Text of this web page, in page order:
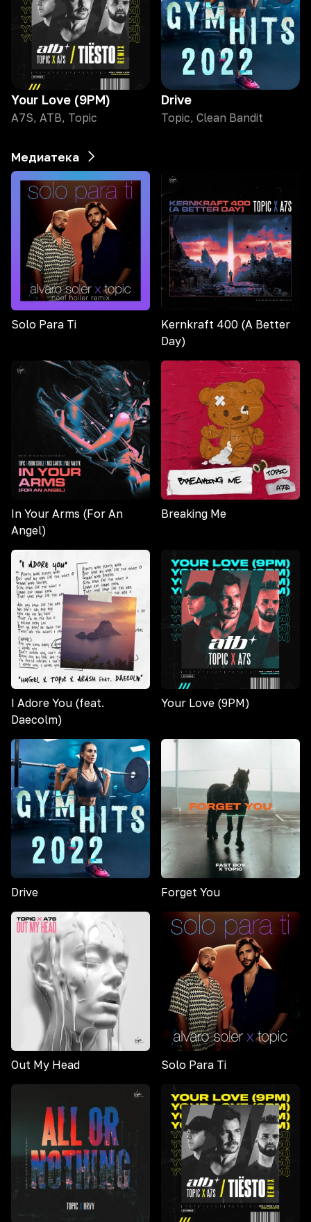
Your Love (9PM)
A7S, ATB, Topic
Drive
Topic, Clean Bandit
Медиатека
Solo Para Ti
Kernkraft 400 (A Better
Day)
In Your Arms (For An
Angel)
‎Breaking Me
I Adore You (feat.
Daecolm)
Your Love (9PM)
Drive Forget You
Out My Head Solo Para Ti